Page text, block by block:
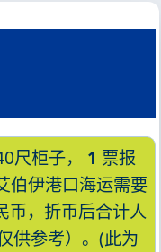
尺柜子， 1 票报
伯伊港口海运需要
币，折币后合计人
供参考）。(此为